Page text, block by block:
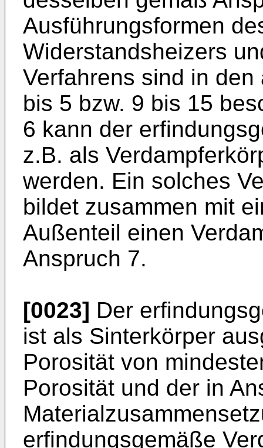
Ausführungsformen
Widerstandsheizers
Verfahrens sind in
bis 5 bzw. 9 bis 15
6 kann der
z.B. als
werden. Ein solches
bildet zusammen mit
Außenteil einen
Anspruch 7.
[0023] Der
ist als Sinterkörper
Porosität von
Porosität und der in
erfindungsgemäße